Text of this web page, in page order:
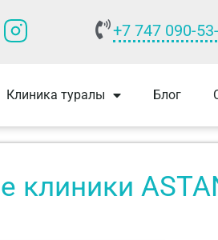
+7 747 090-
Клиника туралы Блог
клиники